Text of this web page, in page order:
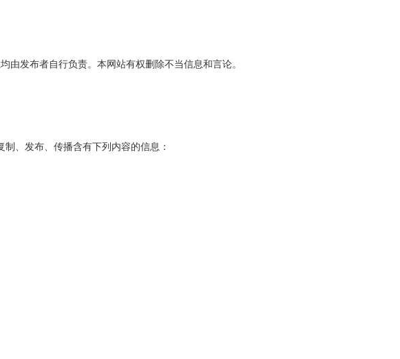
发布者自行负责。本网站有权删除不当信息和言论。
、发布、传播含有下列内容的信息：